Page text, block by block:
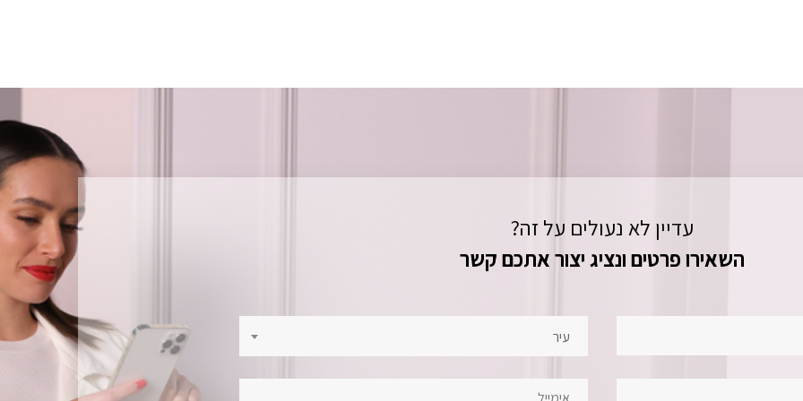
עדיין לא נעולים על זה?
השאירו פרטים ונציג יצור אתכם קשר
עיר